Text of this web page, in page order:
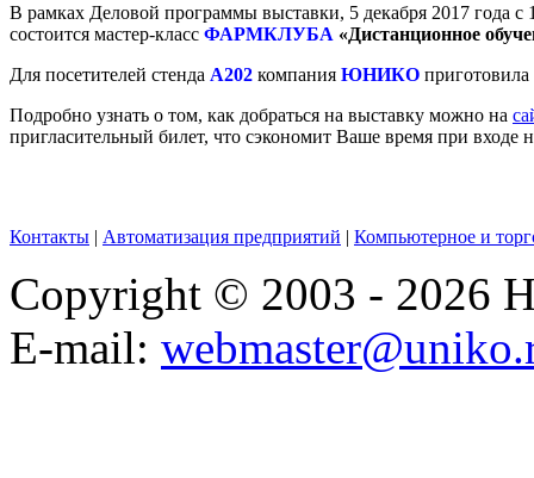
В рамках Деловой программы выставки, 5 декабря 2017 года
состоится мастер-класс ФАРМКЛУБА «Дистанционное
Для посетителей стенда А202 компания ЮНИКО
Подробно узнать о том, как добраться на выставку можно на
пригласительный билет, что сэкономит Ваше время при входе
Контакты | Автоматизация предприятий | Компьютерное и
Copyright © 2003 - 2026
E-mail: